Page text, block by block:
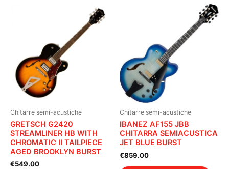
Chitarre semi-acustiche
GRETSCH G2420
STREAMLINER HB WITH
CHROMATIC II TAILPIECE
AGED BROOKLYN BURST
€549.00
Chitarre semi-acustiche
IBANEZ AF155 JBB
CHITARRA SEMIACUSTICA
JET BLUE BURST
€859.00